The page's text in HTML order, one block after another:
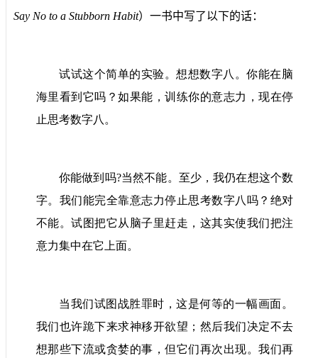
Say No to a Stubborn Habit）一书中写了以下的话：
试试这个简单的实验。想想数字八。你能在脑
海里看到它吗？如果能，训练你的意志力，现在停
止思考数字八。
你能做到吗?当然不能。至少，我仍在想这个数
字。我们能完全靠意志力停止思考数字八吗？绝对
不能。试图把它从脑子里赶走，这其实使我们把注
意力集中在它上面。
当我们试图战胜罪时，这是何等的一幅画面。
我们也许跪下来求神移开欲望；然后我们决定不去
想那些下流或贪婪的事，但它们再次出现。我们再